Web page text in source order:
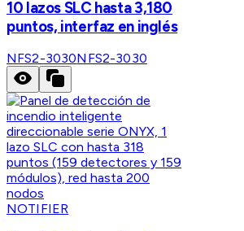
10 lazos SLC hasta 3,180
puntos, interfaz en inglés
NFS2-3030NFS2-3030
NOTIFIER